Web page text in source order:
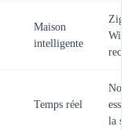
Maison
intelligente
Wi-
Temps réel
la